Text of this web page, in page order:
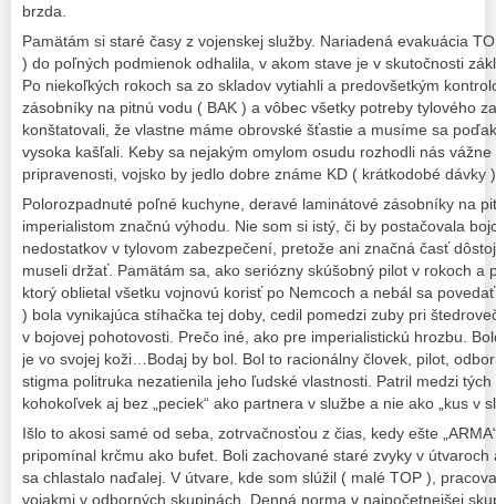
brzda.
Pamätám si staré časy z vojenskej služby. Nariadená evakuácia
) do poľných podmienok odhalila, v akom stave je v skutočnosti
Po niekoľkých rokoch sa zo skladov vytiahli a predovšetkým
zásobníky na pitnú vodu ( BAK ) a vôbec všetky potreby tylového
konštatovali, že vlastne máme obrovské šťastie a musíme sa
vysoka kašľali. Keby sa nejakým omylom osudu rozhodli nás
pripravenosti, vojsko by jedlo dobre známe KD ( krátkodobé dávky
Polorozpadnuté poľné kuchyne, deravé laminátové zásobníky na
imperialistom značnú výhodu. Nie som si istý, či by postačovala
nedostatkov v tylovom zabezpečení, pretože ani značná časť
museli držať. Pamätám sa, ako seriózny skúšobný pilot v rokoch a
ktorý oblietal všetku vojnovú korisť po Nemcoch a nebál sa
) bola vynikajúca stíhačka tej doby, cedil pomedzi zuby pri
v bojovej pohotovosti. Prečo iné, ako pre imperialistickú hrozbu.
je vo svojej koži…Bodaj by bol. Bol to racionálny človek, pilot,
stigma politruka nezatienila jeho ľudské vlastnosti. Patril medzi
kohokoľvek aj bez „peciek“ ako partnera v službe a nie ako „kus v
Išlo to akosi samé od seba, zotrvačnosťou z čias, kedy ešte
pripomínal krčmu ako bufet. Boli zachované staré zvyky v
sa chlastalo naďalej. V útvare, kde som slúžil ( malé TOP ),
vojakmi v odborných skupinách. Denná norma v najpočetnejšej